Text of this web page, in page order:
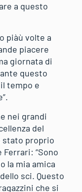
a questo
piàù volte a
piacere
giornata di
questo
tempo e
nei grandi
del
stato proprio
“Sono
la mia amica
sci. Questo
che si